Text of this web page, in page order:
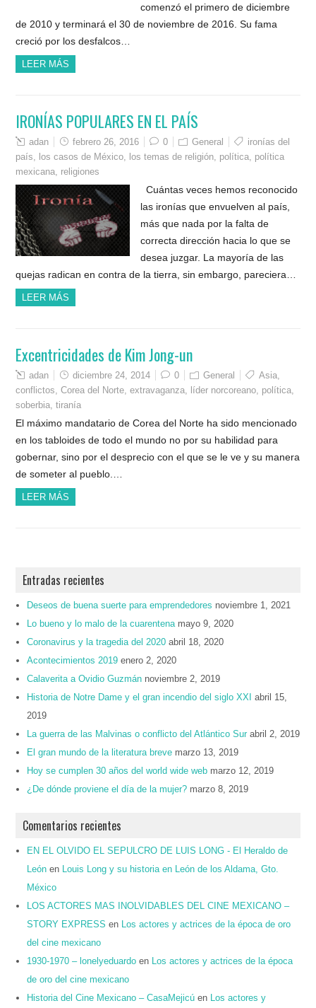
comenzó el primero de diciembre
de 2010 y terminará el 30 de noviembre de 2016. Su fama
creció por los desfalcos…
LEER MÁS
IRONÍAS POPULARES EN EL PAÍS
adan febrero 26, 2016 0 General
ironías del
país
los casos de México los temas de religión política política
mexicana religiones
Cuántas veces hemos reconocido
las ironías que envuelven al país,
más que nada por la falta de
correcta dirección hacia lo que se
desea juzgar. La mayoría de las
quejas radican en contra de la tierra, sin embargo, pareciera…
LEER MÁS
Excentricidades de Kim Jong-un
adan diciembre 24, 2014 0 General Asia
conflictos ,Corea del Norte ,extravaganza líder norcoreano política
soberbia ,tiranía
El máximo mandatario de Corea del Norte ha sido mencionado
en los tabloides de todo el mundo no por su habilidad para
gobernar, sino por el desprecio con el que se le ve y su manera
de someter al pueblo.…
LEER MÁS
Entradas recientes
Deseos de buena suerte para emprendedores noviembre 1, 2021
Lo bueno y lo malo de la cuarentena mayo 9, 2020
Coronavirus y la tragedia del 2020 abril 18, 2020
Acontecimientos 2019 enero 2, 2020
Calaverita a Ovidio Guzmán noviembre 2, 2019
Historia de Notre Dame y el gran incendio del siglo XXI
abril 15,
2019
La guerra de las Malvinas o conflicto del Atlántico Sur abril 2, 2019
El gran mundo de la literatura breve marzo 13, 2019
Hoy se cumplen 30 años del world wide web marzo 12, 2019
¿De dónde proviene el día de la mujer? marzo 8, 2019
Comentarios recientes
EN EL OLVIDO EL SEPULCRO DE LUIS LONG - El Heraldo de
León en
Louis Long y su historia en León de los Aldama, Gto.
México
LOS ACTORES MAS INOLVIDABLES DEL CINE MEXICANO –
STORY EXPRESS en
Los actores y actrices de la época de oro
del cine mexicano
1930-1970 – lonelyeduardo en
Los actores y actrices de la época
de oro del cine mexicano
Historia del Cine Mexicano – CasaMejicú en Los actores y